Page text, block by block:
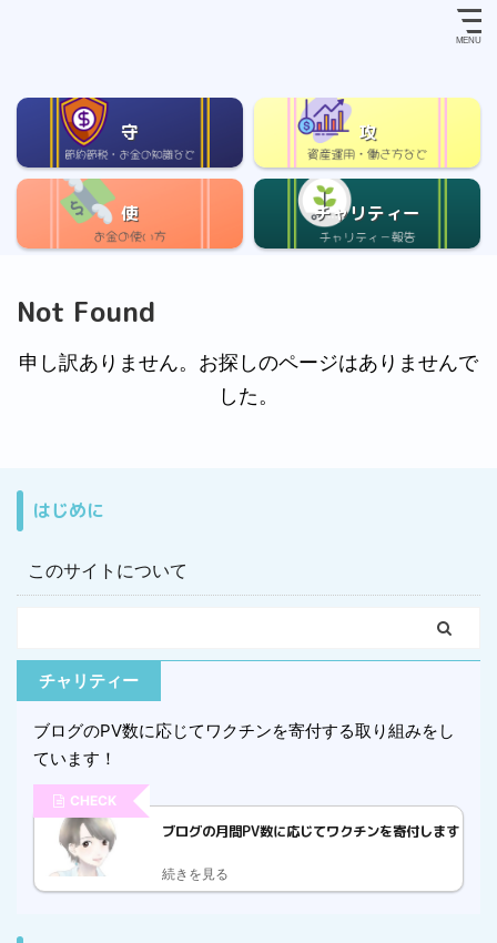
守 攻
使 チャリティー
Not Found
申し訳ありません。お探しのページはありませんで
した。
はじめに
このサイトについて
チャリティー
ブログのPV数に応じてワクチンを寄付する取り組みをし
ています！
CHECK
ブログの月間PV数に応じてワクチンを寄付します
続きを見る